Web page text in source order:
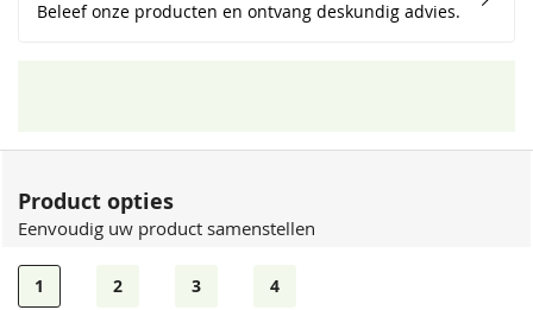
Beleef onze producten en ontvang deskundig advies.
Product opties
Eenvoudig uw product samenstellen
1 2 3 4